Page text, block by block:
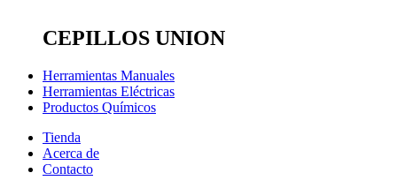
CEPILLOS UNION
Herramientas Manuales
Herramientas Eléctricas
Productos Químicos
Tienda
Acerca de
Contacto